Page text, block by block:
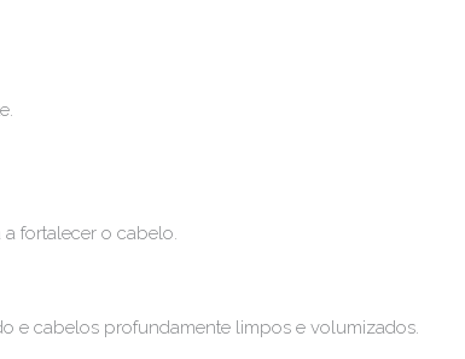
fortalecer o cabelo.
e cabelos profundamente limpos e volumizados.